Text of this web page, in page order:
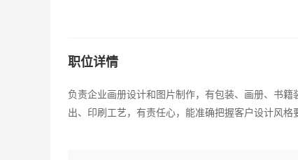
职位详情
负责企业画册设计和图片制作，有包装、画册、书籍
出、印刷工艺，有责任心，能准确把握客户设计风格